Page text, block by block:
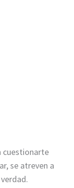
cuestionarte
se atreven a